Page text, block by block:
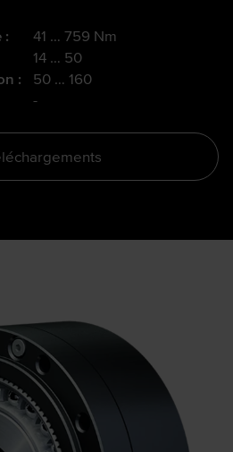
:
41 … 759 Nm
14 … 50
:
50 … 160
-